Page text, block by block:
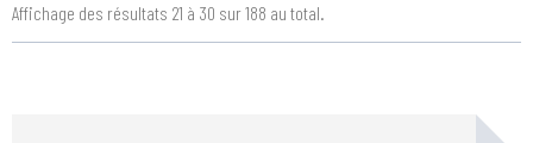
Affichage des résultats 21 à 30 sur 188 au total.